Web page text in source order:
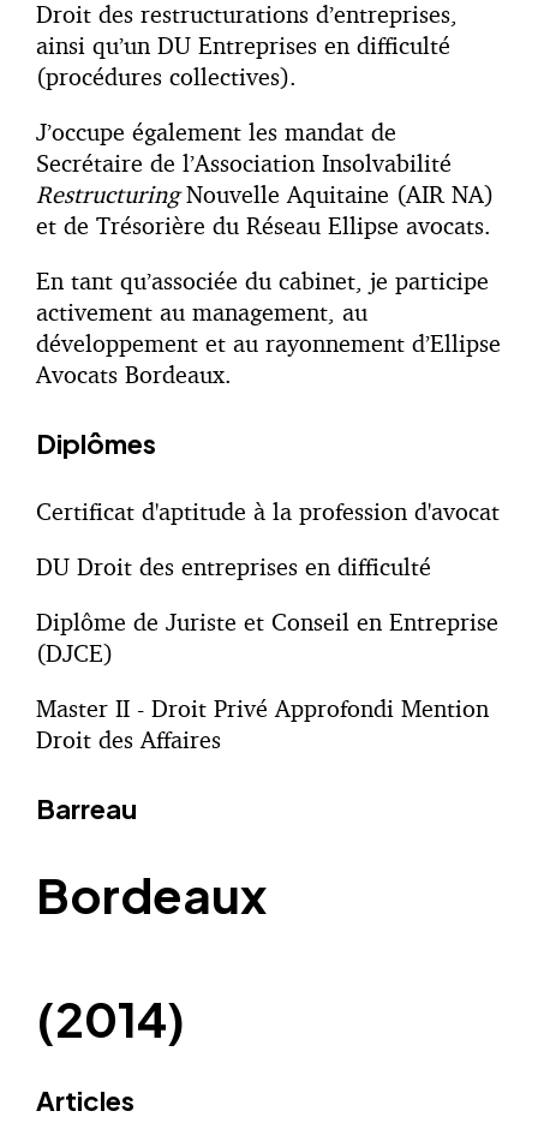
Droit des restructurations d’entreprises,
ainsi qu’un DU Entreprises en difficulté
(procédures collectives).
J’occupe également les mandat de
Secrétaire de l’Association Insolvabilité
RestructuringNouvelle Aquitaine (AIR NA)
et de Trésorière du Réseau Ellipse avocats.
En tant qu’associée du cabinet, je participe
activement au management, au
développement et au rayonnement d’Ellipse
Avocats Bordeaux.
Diplômes
Certificat d'aptitude à la profession d'avocat
DU Droit des entreprises en difficulté
Diplôme de Juriste et Conseil en Entreprise
(DJCE)
Master II - Droit Privé Approfondi Mention
Droit des Affaires
Barreau
Bordeaux
(2014)
Articles